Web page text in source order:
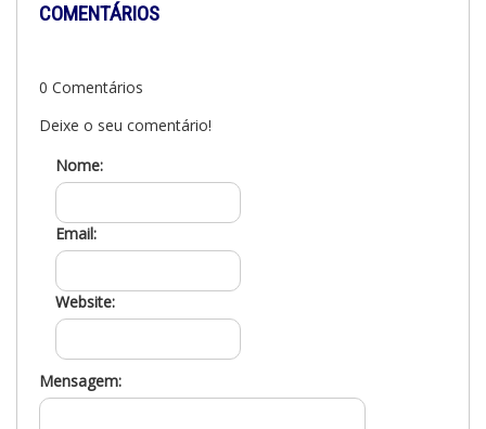
COMENTÁRIOS
0 Comentários
Deixe o seu comentário!
Nome:
Email:
Website:
Mensagem: